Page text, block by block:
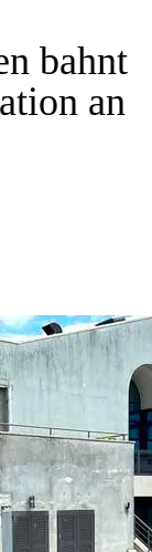
bahnt
an